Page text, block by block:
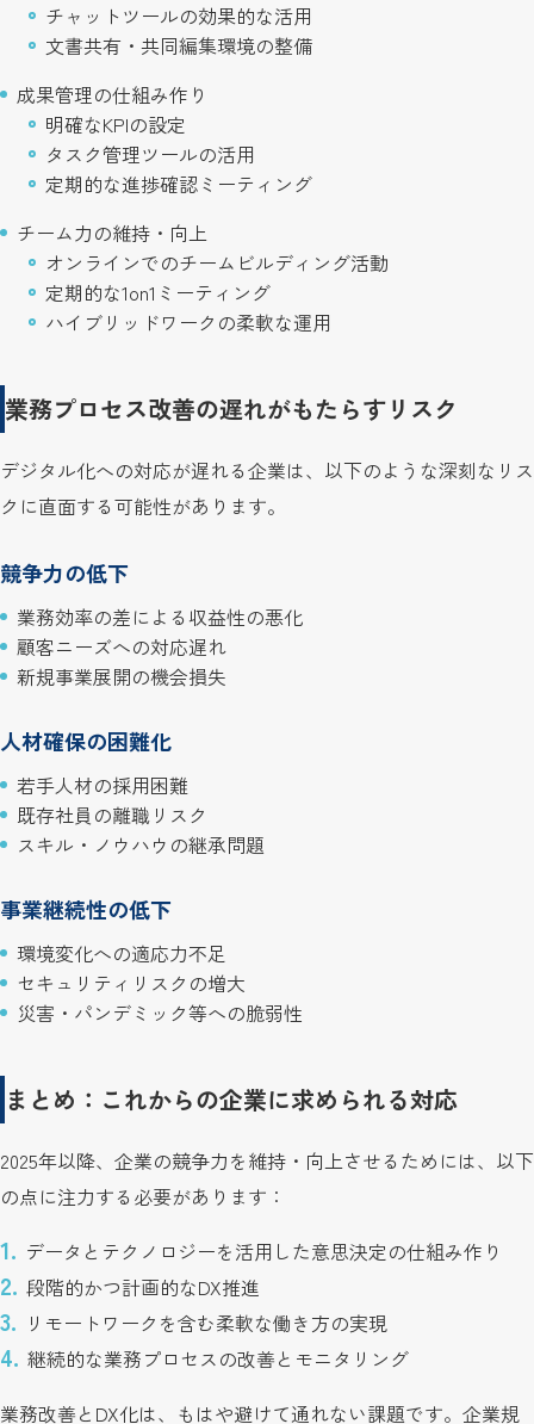
チャットツールの効果的な活用
文書共有・共同編集環境の整備
成果管理の仕組み作り
明確なKPIの設定
タスク管理ツールの活用
定期的な進捗確認ミーティング
チーム力の維持・向上
オンラインでのチームビルディング活動
定期的な1on1ミーティング
ハイブリッドワークの柔軟な運用
業務プロセス改善の遅れがもたらすリスク
デジタル化への対応が遅れる企業は、以下のような深刻なリス
クに直面する可能性があります。
競争力の低下
業務効率の差による収益性の悪化
顧客ニーズへの対応遅れ
新規事業展開の機会損失
人材確保の困難化
若手人材の採用困難
既存社員の離職リスク
スキル・ノウハウの継承問題
事業継続性の低下
環境変化への適応力不足
セキュリティリスクの増大
災害・パンデミック等への脆弱性
まとめ：これからの企業に求められる対応
2025年以降、企業の競争力を維持・向上させるためには、以下
の点に注力する必要があります：
データとテクノロジーを活用した意思決定の仕組み作り
段階的かつ計画的なDX推進
リモートワークを含む柔軟な働き方の実現
継続的な業務プロセスの改善とモニタリング
業務改善とDX化は、もはや避けて通れない課題です。企業規